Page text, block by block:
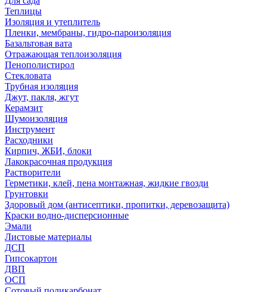
Теплицы
Изоляция и утеплитель
Пленки, мембраны, гидро-пароизоляция
Базальтовая вата
Отражающая теплоизоляция
Пенополистирол
Стекловата
Трубная изоляция
Джут, пакля, жгут
Керамзит
Шумоизоляция
Инструмент
Расходники
Кирпич, ЖБИ, блоки
Лакокрасочная продукция
Растворители
Герметики, клей, пена монтажная, жидкие гвозди
Грунтовки
Здоровый дом (антисептики, пропитки, деревозащита)
Краски водно-дисперсионные
Эмали
Листовые материалы
ДСП
Гипсокартон
ДВП
ОСП